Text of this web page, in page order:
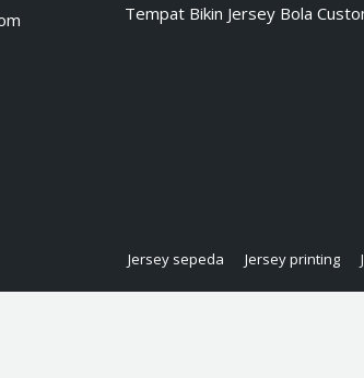
Tempat Bikin Jersey Bola
Jersey sepeda Jersey printing